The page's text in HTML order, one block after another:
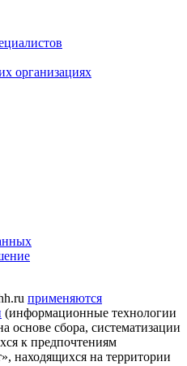
организациях
применяются
(информационные технологии
основе сбора, систематизации
к предпочтениям
находящихся на территории